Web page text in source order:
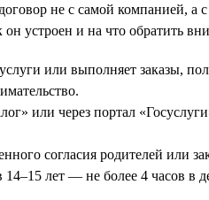
не с самой
он устроен и на что обратить
или выполняет заказы,
или через портал
согласия родителей или
14–15 лет — не более 4 часов